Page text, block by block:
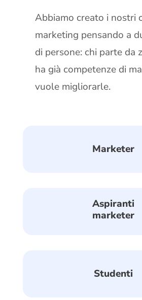
Abbiamo creato i nostri
marketing pensando a
di persone: chi parte da
ha già competenze di
vuole migliorarle.
Marketer
Aspiranti
marketer
Studenti